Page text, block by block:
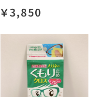
￥3,850